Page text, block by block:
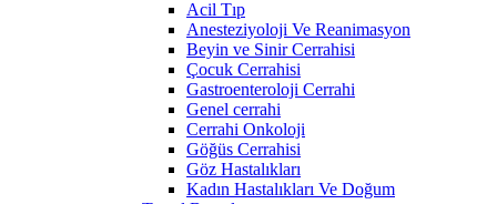
Acil Tıp
Anesteziyoloji Ve Reanimasyon
Beyin ve Sinir Cerrahisi
Çocuk Cerrahisi
Gastroenteroloji Cerrahi
Genel cerrahi
Cerrahi Onkoloji
Göğüs Cerrahisi
Göz Hastalıkları
Kadın Hastalıkları Ve Doğum